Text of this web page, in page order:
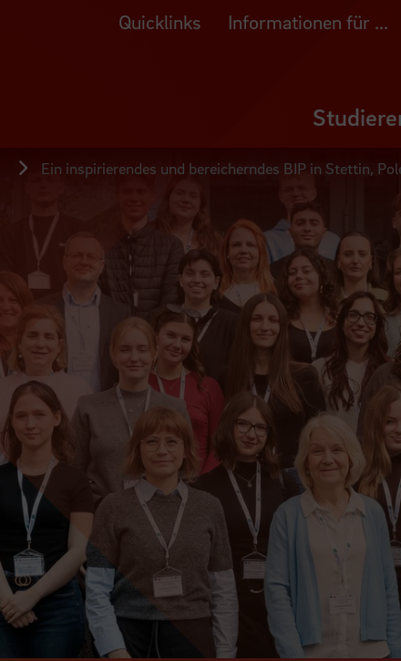
Quicklinks Informationen für ...
Ein inspirierendes und bereicherndes BIP in Stettin,